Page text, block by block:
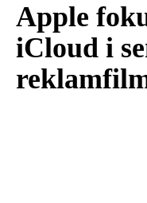
Apple
iCloud i